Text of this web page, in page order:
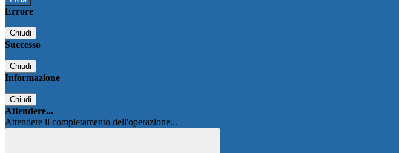
Errore
Chiudi
Successo
Chiudi
Informazione
Chiudi
Attendere...
Attendere il completamento dell'operazione...